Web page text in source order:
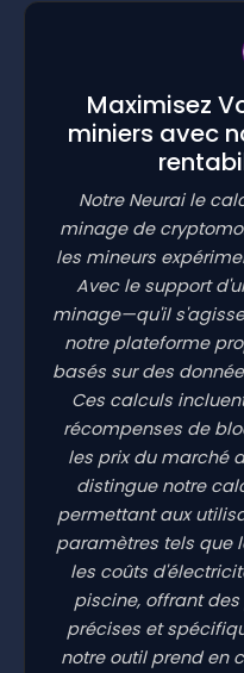
Maximisez
miniers avec
Notre Neurai le
minage de
les mineurs
Avec le support
minage—qu'il s'agisse
notre plateforme
basés sur des
Ces calculs
récompenses de
les prix du marché
distingue notre
permettant aux
paramètres tels que
les coûts
piscine, offrant
précises et
notre outil prend en